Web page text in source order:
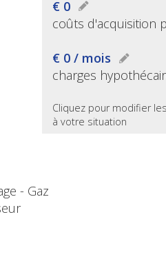
€ 0
coûts d'acquisition
€ 0 / mois
charges
Cliquez pour modifier
à votre situation
- Gaz